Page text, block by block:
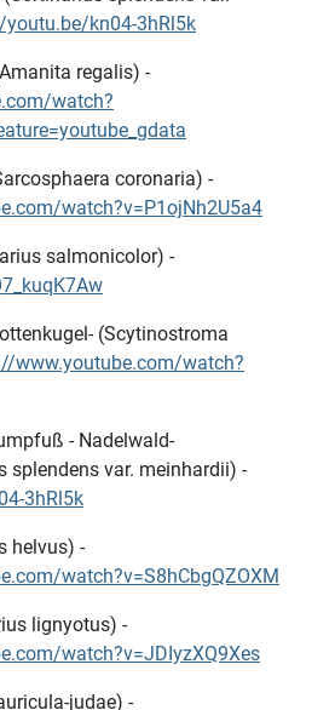
kn04-3hRl5k
regalis) -
watch?
coronaria) -
watch?v=P1ojNh2U5a4
salmonicolor) -
(Scytinostroma
www.youtube.com/watch?
- Nadelwald-
splendens var. meinhardii) -
3hRl5k
helvus) -
watch?v=S8hCbgQZOXM
lignyotus) -
watch?v=JDIyzXQ9Xes
judae) -